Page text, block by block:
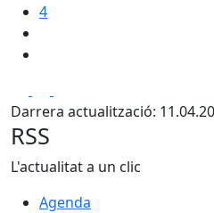
4
Darrera actualització:
RSS
L'actualitat a un clic
Agenda